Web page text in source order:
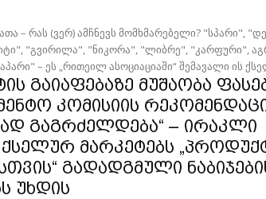
(ვერ) ამჩნევს მომხმარებელი? "სპარი", "დეილი",
"გვირილა", "ნიკორა", "ლიბრე", "კარფური",
– ეს „რითეილ ასოციაციაში“ შემავალი ის
გაიაფებაზე მუშაობა
კომისიის
გაგრძელდება“ – ირაკლი
ქსელურ მარკეტებს
გადადგმული
უხდის